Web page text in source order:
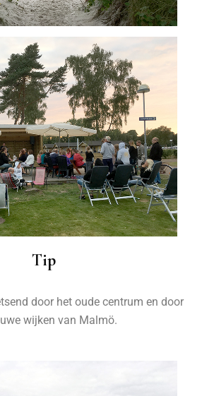
Tip
door het oude centrum en door
wijken van Malmö.